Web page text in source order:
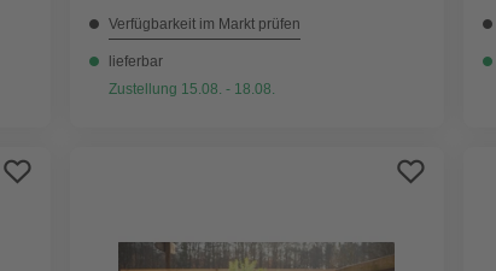
Verfügbarkeit im Markt prüfen
lieferbar
Zustellung 15.08. - 18.08.